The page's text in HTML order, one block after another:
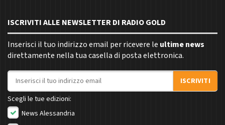
ISCRIVITI ALLE NEWSLETTER DI RADIO GOLD
Inserisci il tuo indirizzo email per ricevere le ultime news
direttamente nella tua casella di posta elettronica.
Indirizzo email
ISCRIVITI
Scegli le tue edizioni:
News Alessandria